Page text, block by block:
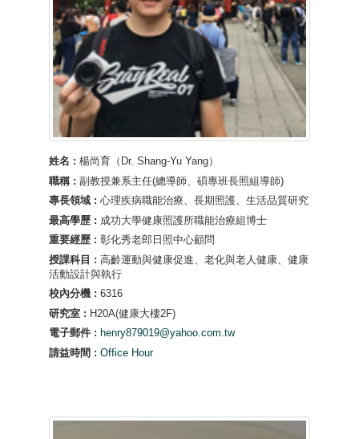
姓名 : 楊尚育（Dr. Shang-Yu Yang）
職稱 : 副教授兼系主任(總導師、碩專班長照組導師)
專長領域 : 心理疾病職能治療、長期照護、生活品質研究
最高學歷 : 成功大學健康照護所職能治療組博士
重要經歷 : 彰化秀老郎日照中心顧問
授課科目 : 高齡運動與健康促進、老化與老人健康、健康
活動設計與執行
校內分機 : 6316
研究室 : H20A(健康大樓2F)
電子郵件 : henry879019@yahoo.com.tw
請益時間 : Office Hour